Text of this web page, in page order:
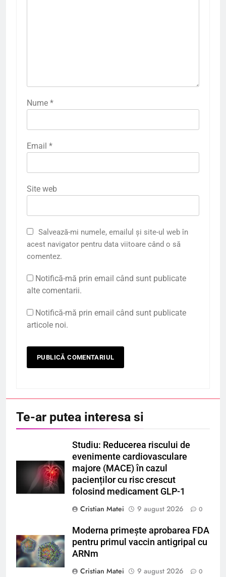
Nume *
Email *
Site web
Salvează-mi numele, emailul și site-ul web în
acest navigator pentru data viitoare când o să
comentez.
Notifică-mă prin email când sunt publicate
alte comentarii.
Notifică-mă prin email când sunt publicate
articole noi.
Te-ar putea interesa si
Studiu: Reducerea riscului de
evenimente cardiovasculare
majore (MACE) în cazul
pacienților cu risc crescut
folosind medicament GLP-1
Cristian Matei
9 august 2026 0
Moderna primește aprobarea FDA
pentru primul vaccin antigripal cu
ARNm
Cristian Matei
9 august 2026 0